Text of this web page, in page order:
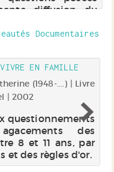
diffusion du
la question de ses
et...
Documentaires
EN FAMILLE
(1948-....) | Livre
| 2002
questionnements
des
8 et 11 ans, par
et des règles d'or.